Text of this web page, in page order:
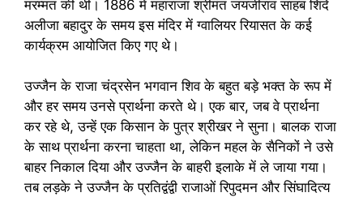
मरम्मत की थी। 1886 में महाराजा श्रीमंत जयजीराव साहब शिंदे
अलीजा बहादुर के समय इस मंदिर में ग्वालियर रियासत के कई
कार्यक्रम आयोजित किए गए थे।
उज्जैन के राजा चंद्रसेन भगवान शिव के बहुत बड़े भक्त के रूप में
और हर समय उनसे प्रार्थना करते थे। एक बार, जब वे प्रार्थना
कर रहे थे, उन्हें एक किसान के पुत्र श्रीखर ने सुना। बालक राजा
के साथ प्रार्थना करना चाहता था, लेकिन महल के सैनिकों ने उसे
बाहर निकाल दिया और उज्जैन के बाहरी इलाके में ले जाया गया।
तब लड़के ने उज्जैन के प्रतिद्वंद्वी राजाओं रिपुदमन और सिंघादित्य